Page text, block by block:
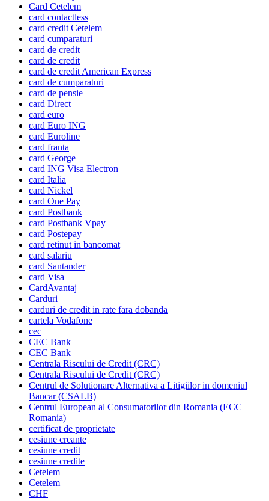
Card Cetelem
card contactless
card credit Cetelem
card cumparaturi
card de credit
card de credit
card de credit American Express
card de cumparaturi
card de pensie
card Direct
card euro
card Euro ING
card Euroline
card franta
card George
card ING Visa Electron
card Italia
card Nickel
card One Pay
card Postbank
card Postbank Vpay
card Postepay
card retinut in bancomat
card salariu
card Santander
card Visa
CardAvantaj
Carduri
carduri de credit in rate fara dobanda
cartela Vodafone
cec
CEC Bank
CEC Bank
Centrala Riscului de Credit (CRC)
Centrala Riscului de Credit (CRC)
Centrul de Solutionare Alternativa a Litigiilor in domeniul
Bancar (CSALB)
Centrul European al Consumatorilor din Romania (ECC
Romania)
certificat de proprietate
cesiune creante
cesiune credit
cesiune credite
Cetelem
Cetelem
CHF